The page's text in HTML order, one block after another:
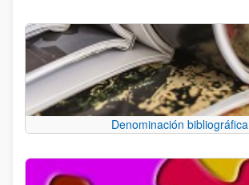
Denominación bibliográfica